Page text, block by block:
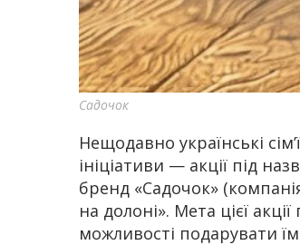
Садочок
Нещодавно українські
ініціативи — акції під
бренд «Садочок»
на долоні». Мета цієї
можливості подарувати